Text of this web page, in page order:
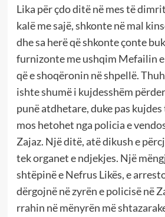
Lika për çdo ditë në mes të
kalë me sajë, shkonte në mal
dhe sa herë që shkonte çonte
furnizonte me ushqim Mefailin e
që e shoqëronin në shpellë.
ishte shumë i kujdesshëm
punë atdhetare, duke pas
mos hetohet nga policia e
Zajaz. Një ditë, atë dikush e
tek organet e ndjekjes. Një
shtëpinë e Nefrus Likës, e
dërgojnë në zyrën e policisë në
rrahin në mënyrën më